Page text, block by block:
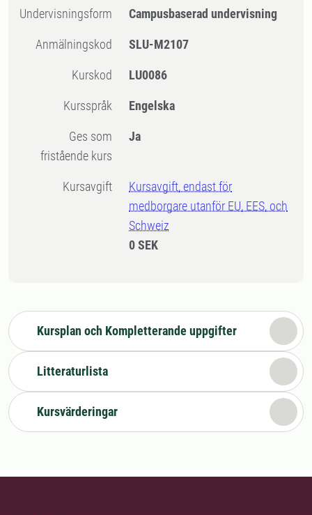
Undervisningsform Campusbaserad undervisning
Anmälningskod SLU-M2107
Kurskod LU0086
Kursspråk Engelska
Ges som
fristående kurs
Ja
Kursavgift
Kursavgift, endast för
medborgare utanför EU, EES, och
Schweiz
0 SEK
Kursplan och Kompletterande uppgifter
Litteraturlista
Kursvärderingar